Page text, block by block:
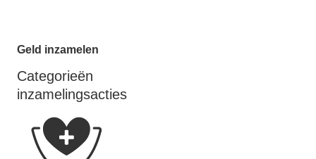
Geld inzamelen
Categorieën
inzamelingsacties